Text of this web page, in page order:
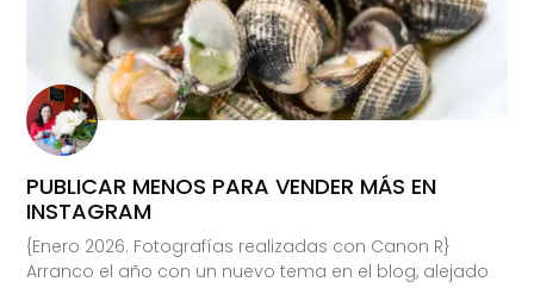
PUBLICAR MENOS PARA VENDER MÁS EN
INSTAGRAM
{Enero 2026. Fotografías realizadas con Canon R}
Arranco el año con un nuevo tema en el blog, alejado